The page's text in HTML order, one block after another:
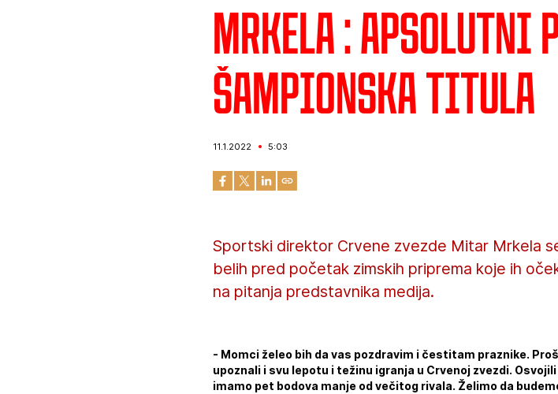
Mrkela :
šampionska titula
11.1.2022 5:03
Sportski direktor Crvene zvezde Mitar Mrkela
belih pred početak zimskih priprema koje ih
na pitanja predstavnika medija.
- Momci želeo bih da vas pozdravim i čestitam praznike.
upoznali i svu lepotu i težinu igranja u Crvenoj zvezdi.
imamo pet bodova manje od večitog rivala. Želimo da